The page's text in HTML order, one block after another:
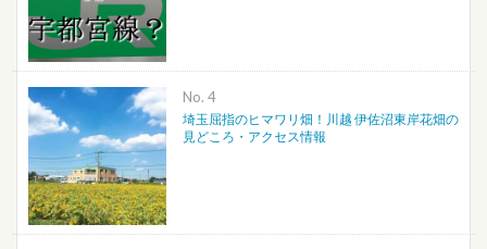
No.
埼玉屈指のヒマワリ畑！川越 伊佐沼東岸花畑の
見どころ・アクセス情報